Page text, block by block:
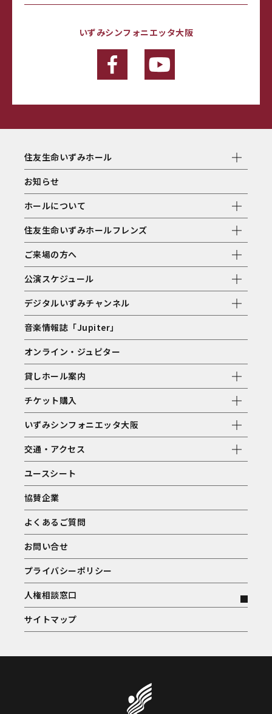
いずみシンフォニエッタ大阪
住友生命いずみホール
お知らせ
ホールについて
住友生命いずみホールフレンズ
ご来場の方へ
公演スケジュール
デジタルいずみチャンネル
音楽情報誌「Jupiter」
オンライン・ジュピター
貸しホール案内
チケット購入
いずみシンフォニエッタ大阪
交通・アクセス
ユースシート
協賛企業
よくあるご質問
お問い合せ
プライバシーポリシー
人権相談窓口
サイトマップ